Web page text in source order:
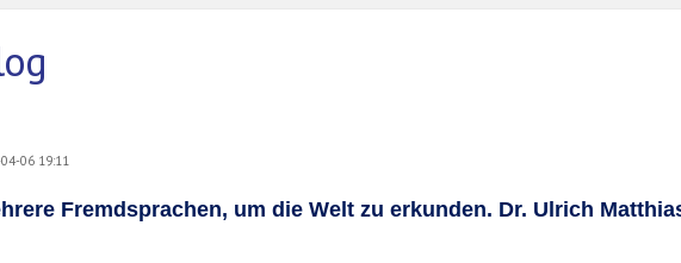
06 19:11
Fremdsprachen, um die Welt zu erkunden. Dr. Ulrich